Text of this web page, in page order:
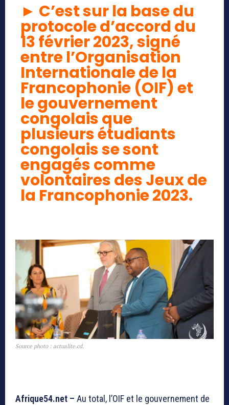
► C’est sur la base du
protocole d’accord du
13 février 2023, signé
entre l’Organisation
Internationale de la
Francophonie (OIF) et
le gouvernement
congolais que
plusieurs étudiants
congolais se sont
engagés comme
volontaires des Jeux de
la Francophonie 2023.
Source photo : actualite.cd.
Afrique54.net – Au total, l’OIF et le gouvernement de